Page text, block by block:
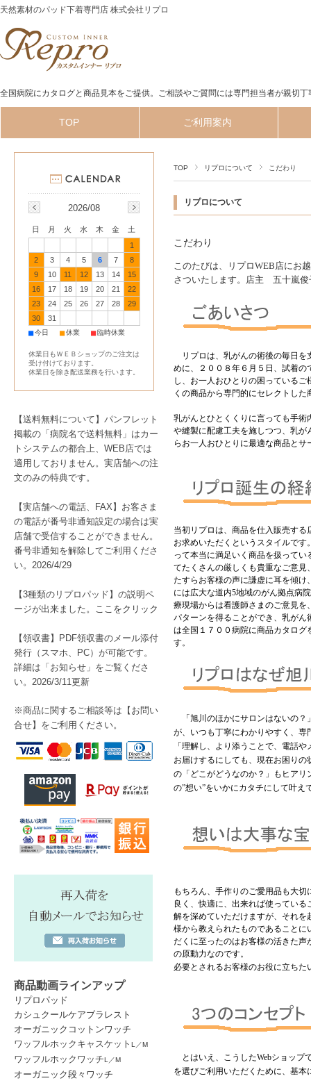
天然素材のパッド下着専門店 株式会社リプロ
全国病院にカタログと商品見本をご提供。ご相談やご質問には専門担当者が親切
TOP ご利用案内
TOP リプロについて こだわり
リプロについて
こだわり
このたびは、リプロWEB店にお
さついたします。店主 五十嵐俊
リプロは、乳がんの術後の毎日
めに、２００８年６月５日、試着
し、お一人おひとりの困っている
くの商品から専門的にセレクトし
乳がんとひとくくりに言っても手
や縫製に配慮工夫を施しつつ、乳
らお一人おひとりに最適な商品と
当初リプロは、商品を仕入販売す
お求めいただくというスタイルで
って本当に満足いく商品を扱って
てたくさんの厳しくも貴重なご意
たすらお客様の声に謙虚に耳を傾
には広大な道内5地域のがん拠点病
療現場からは看護師さまのご意見
パターンを得ることができ、乳が
は全国１７００病院に商品カタログ
す。
「旭川のほかにサロンはないの
が、いつも丁寧にわかりやすく、
「理解し、より添うことで、電話
お届けするにしても、現在お困り
の「どこがどうなのか？」もヒア
の”想い”をいかにカタチにして叶
もちろん、手作りのご愛用品も大
良く、快適に、出来れば使ってい
解を深めていただけますが、それ
様から教えられたものであること
だくに至ったのはお客様の活きた
の原動力なのです。
必要とされるお客様のお役に立ち
とはいえ、こうしたWebショップ
を選びご利用いただくために、基
2026/08
日 月 火 水 木 金
土
1
2
3 4 5 6 7
8
9
10 11 12 13 14
15
16
17 18 19 20 21
22
23
24 25 26 27 28
29
30
31
■今日 ■休業 ■臨時休業
休業日もＷＥＢショップのご注文は
受け付けております。
休業日を除き配送業務を行います。
【送料無料について】パンフレット
掲載の「病院名で送料無料」はカー
トシステムの都合上、WEB店では
適用しておりません。実店舗への注
文のみの特典です。
【実店舗への電話、FAX】お客さま
の電話が番号非通知設定の場合は実
店舗で受信することができません。
番号非通知を解除してご利用くださ
い。2026/4/29
【3種類のリプロパッド】の説明ペ
ージが出来ました。 ここをクリック
【領収書】PDF領収書のメール添付
発行（スマホ、PC）が可能です。
詳細は「お知らせ」をご覧くださ
い。2026/3/11更新
※商品に関するご相談等は【 お問い
合せ】をご利用ください。
商品動画ラインアップ
リプロパッド
カシュクールケアブラレスト
オーガニックコットンワッチ
ワッフルホックキャスケット L ／M
ワッフルホックワッチL ／M
オーガニック段々ワッチ